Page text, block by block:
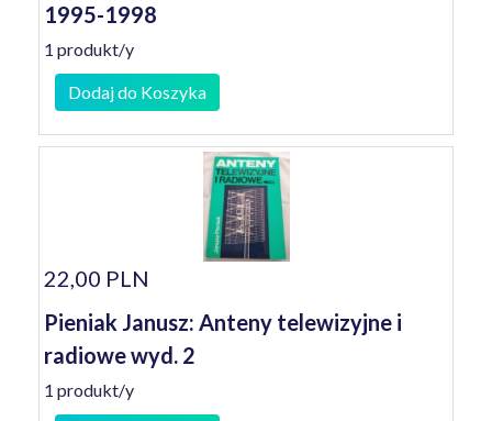
1995-1998
1 produkt/y
Dodaj do Koszyka
22,00 PLN
Pieniak Janusz: Anteny telewizyjne i
radiowe wyd. 2
1 produkt/y